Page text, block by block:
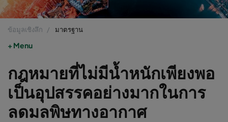
ข้อมูลเชิงลึก มาตรฐาน
Menu
กฎหมายที่ไม่มีน้ำหนักเพียงพอ
เป็นอุปสรรคอย่างมากในการ
ลดมลพิษทางอากาศ